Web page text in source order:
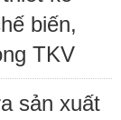
biến,
TKV
sản xuất